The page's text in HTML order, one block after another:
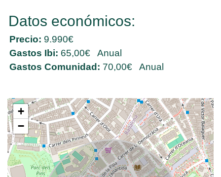
Datos económicos:
Precio: 9.990€
Gastos Ibi: 65,00€ Anual
Gastos Comunidad: 70,00€ Anual
+
−